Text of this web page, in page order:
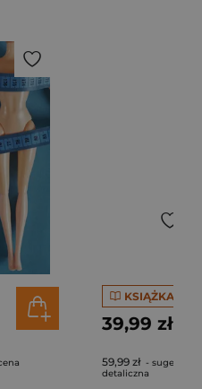
KSIĄŻKA
39,99 zł
59,99 zł -
detaliczna